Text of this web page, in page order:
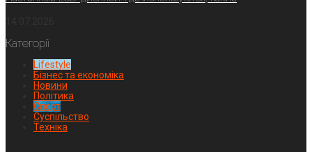
Категорії
Lifestyle
Бізнес та економіка
Новини
Політика
Спорт
Суспільство
Техніка